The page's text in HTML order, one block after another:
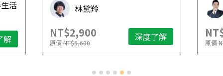
活
解
林黛羚
NT$2,900
原價NT$5,600 深度了解 原價